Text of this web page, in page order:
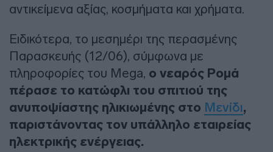
αντικείμενα αξίας, κοσμήματα και χρήματα.
Ειδικότερα, το μεσημέρι της περασμένης
Παρασκευής (12/06), σύμφωνα με
πληροφορίες του Mega, ο νεαρός Ρομά
πέρασε το κατώφλι του σπιτιού της
ανυποψίαστης ηλικιωμένης στο Μενίδι,
παριστάνοντας τον υπάλληλο εταιρείας
ηλεκτρικής ενέργειας.